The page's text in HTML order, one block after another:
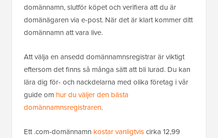
domännamn, slutför köpet och verifiera att du är
domänägaren via e-post. När det är klart kommer ditt
domännamn att vara live.
Att välja en ansedd domännamnsregistrar är viktigt
eftersom det finns så många sätt att bli lurad. Du kan
lära dig för- och nackdelarna med olika företag i vår
guide om hur du väljer den bästa
domännamnsregistraren.
Ett .com-domännamn kostar vanligtviscirka 12,99